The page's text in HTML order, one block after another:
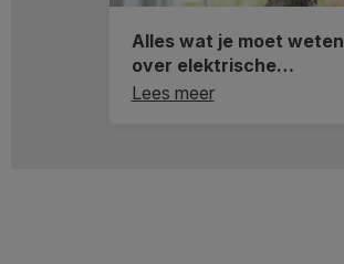
Alles wat je moet weten
over elektrische
raamdecoratie
Lees meer